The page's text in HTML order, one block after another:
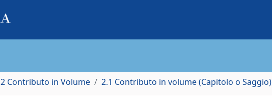
2 Contributo in Volume 2.1 Contributo in volume (Capitolo o Saggio)